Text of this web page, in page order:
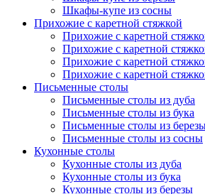
Шкафы-купе из сосны
Прихожие с каретной стяжкой
Прихожие с каретной
Прихожие с каретной
Прихожие с каретной
Прихожие с каретной
Письменные столы
Письменные столы из дуба
Письменные столы из бука
Письменные столы из
Письменные столы из сосны
Кухонные столы
Кухонные столы из дуба
Кухонные столы из бука
Кухонные столы из березы